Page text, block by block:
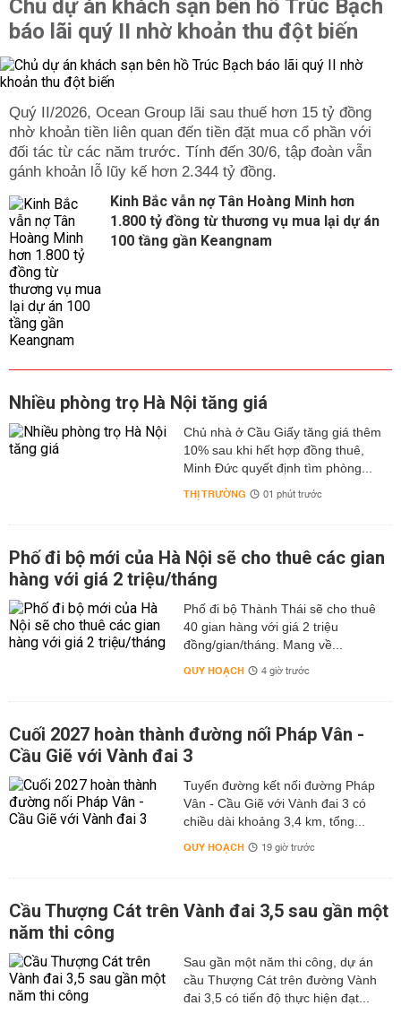
Chủ dự án khách sạn bên hồ Trúc Bạch
báo lãi quý II nhờ khoản thu đột biến
Quý II/2026, Ocean Group lãi sau thuế hơn 15 tỷ đồng
nhờ khoản tiền liên quan đến tiền đặt mua cổ phần với
đối tác từ các năm trước. Tính đến 30/6, tập đoàn vẫn
gánh khoản lỗ lũy kế hơn 2.344 tỷ đồng.
Kinh Bắc vẫn nợ Tân Hoàng Minh hơn
1.800 tỷ đồng từ thương vụ mua lại dự án
100 tầng gần Keangnam
Nhiều phòng trọ Hà Nội tăng giá
Chủ nhà ở Cầu Giấy tăng giá thêm
10% sau khi hết hợp đồng thuê,
Minh Đức quyết định tìm phòng...
THỊ TRƯỜNG 01 phút trước
Phố đi bộ mới của Hà Nội sẽ cho thuê các gian
hàng với giá 2 triệu/tháng
Phố đi bộ Thành Thái sẽ cho thuê
40 gian hàng với giá 2 triệu
đồng/gian/tháng. Mang về...
QUY HOẠCH 4 giờ trước
Cuối 2027 hoàn thành đường nối Pháp Vân -
Cầu Giẽ với Vành đai 3
Tuyến đường kết nối đường Pháp
Vân - Cầu Giẽ với Vành đai 3 có
chiều dài khoảng 3,4 km, tổng...
QUY HOẠCH 19 giờ trước
Cầu Thượng Cát trên Vành đai 3,5 sau gần một
năm thi công
Sau gần một năm thi công, dự án
cầu Thượng Cát trên đường Vành
đai 3,5 có tiến độ thực hiện đạt...